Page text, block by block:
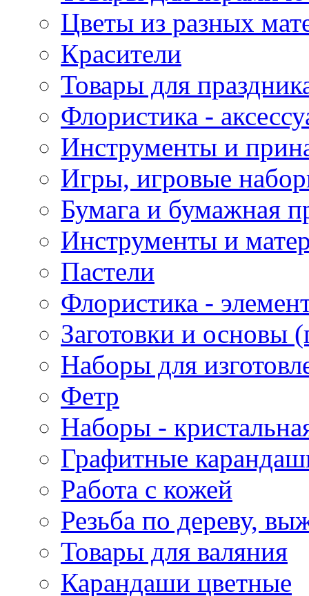
Цветы из разных
Красители
Товары для
Флористика -
Инструменты и
Игры, игровые
Бумага и бумажная
Инструменты и
Пастели
Флористика -
Заготовки и основы
Наборы для
Фетр
Наборы -
Графитные
Работа с кожей
Резьба по дереву,
Товары для валяния
Карандаши цветные